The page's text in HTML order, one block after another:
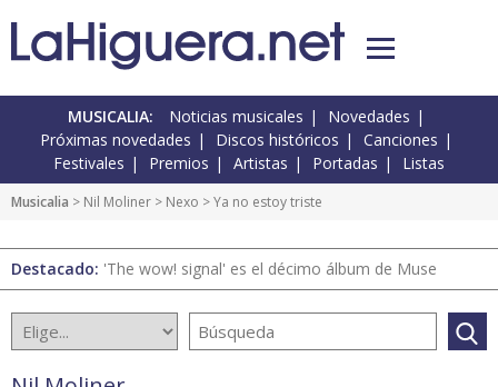
MUSICALIA: Noticias musicales
Novedades
Próximas novedades
Discos históricos
Canciones
Festivales
Premios Artistas Portadas Listas
Musicalia > Nil Moliner > Nexo > Ya no estoy triste
Destacado: 'The wow! signal' es el décimo álbum de Muse